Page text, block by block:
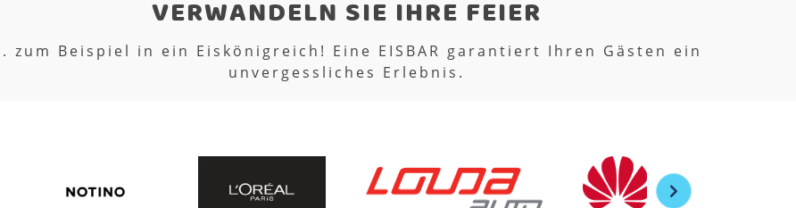
Dinosaurier
Die größten Eisskulpturen in der Tschechischen Republik 2025